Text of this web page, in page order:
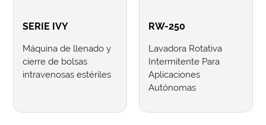
SERIE IVY
Máquina de llenado y
cierre de bolsas
intravenosas estériles
RW-250
Lavadora Rotativa
Intermitente Para
Aplicaciones
Autónomas